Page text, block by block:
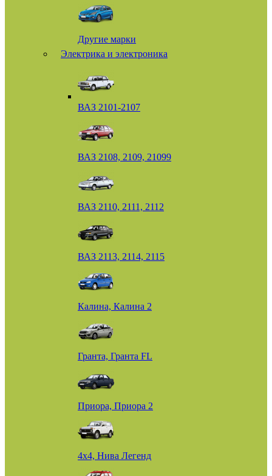
Другие марки
Электрика и электроника
ВАЗ 2101-2107
ВАЗ 2108, 2109, 21099
ВАЗ 2110, 2111, 2112
ВАЗ 2113, 2114, 2115
Калина, Калина 2
Гранта, Гранта FL
Приора, Приора 2
4х4, Нива Легенд